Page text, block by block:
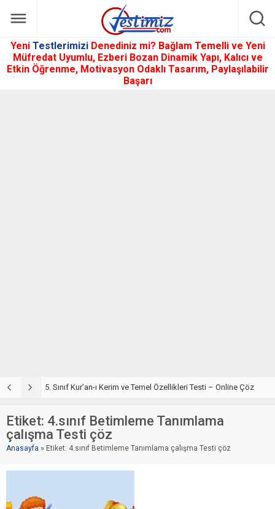
Yeni Testlerimizi Denediniz mi? Bağlam Temelli ve Yeni
Müfredat Uyumlu, Ezberi Bozan Dinamik Yapı, Kalıcı ve
Etkin Öğrenme, Motivasyon Odaklı Tasarım, Paylaşılabilir
Başarı
5. Sınıf Kur’an-ı Kerim ve Temel Özellikleri Testi – Online Çöz
Etiket: 4.sınıf Betimleme Tanımlama
çalışma Testi çöz
Anasayfa » Etiket: 4.sınıf Betimleme Tanımlama çalışma Testi çöz